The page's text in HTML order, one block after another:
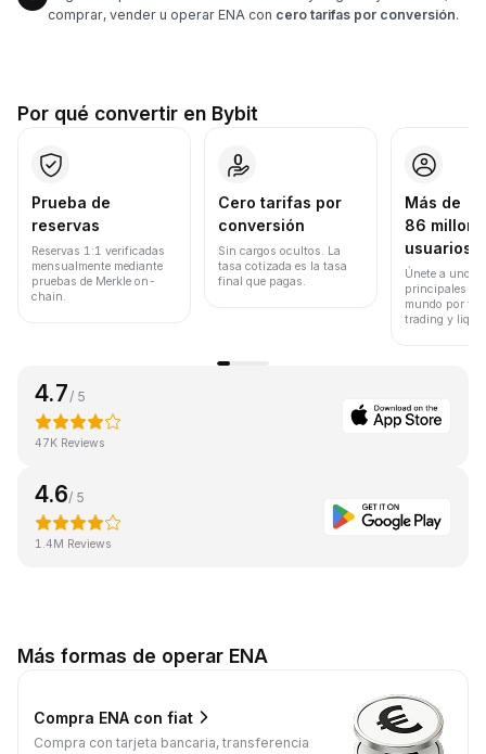
comprar, vender u operar ENA con cero tarifas por conversión.
Por qué convertir en Bybit
Prueba de
reservas
Reservas 1:1 verificadas
mensualmente mediante
pruebas de Merkle on-
chain.
Cero tarifas por
conversión
Sin cargos ocultos. La
tasa cotizada es la tasa
final que pagas.
Más de
86
usuarios
Únete a uno
principales
mundo por
trading y
4.7/ 5
47K Reviews
4.6/ 5
1.4M Reviews
Más formas de operar ENA
Compra ENA con fiat
Compra con tarjeta bancaria, transferencia